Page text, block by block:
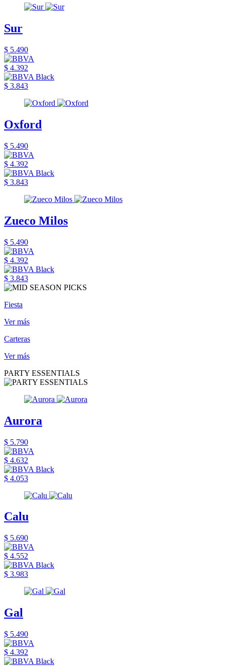
Sur
$ 5.490
$ 4.392
$ 3.843
Oxford
$ 5.490
$ 4.392
$ 3.843
Zueco Milos
$ 5.490
$ 4.392
$ 3.843
Fiesta
Ver más
Carteras
Ver más
PARTY ESSENTIALS
Aurora
$ 5.790
$ 4.632
$ 4.053
Calu
$ 5.690
$ 4.552
$ 3.983
Gal
$ 5.490
$ 4.392